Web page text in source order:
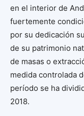
en el interior de
fuertemente
por su dedicación
de su patrimonio
de masas o
medida controlada
período se ha
2018.